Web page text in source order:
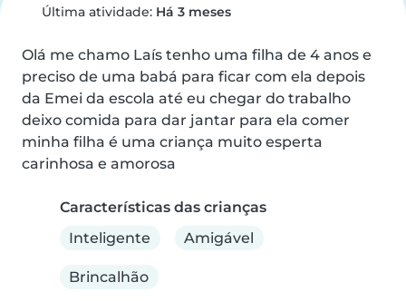
Última atividade: Há 3 meses
Olá me chamo Laís tenho uma filha de 4 anos e
preciso de uma babá para ficar com ela depois
da Emei da escola até eu chegar do trabalho
deixo comida para dar jantar para ela comer
minha filha é uma criança muito esperta
carinhosa e amorosa
Características das crianças
Inteligente
Amigável
Brincalhão